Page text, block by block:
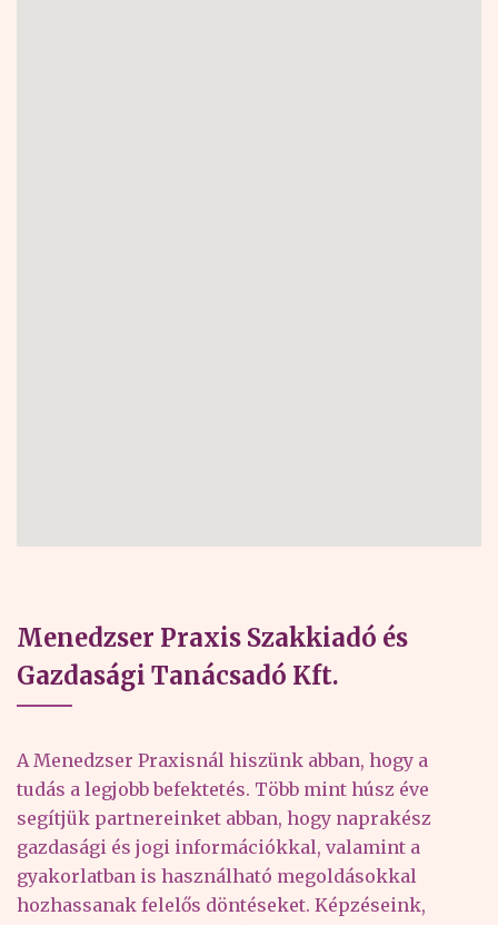
Menedzser Praxis Szakkiadó és
Gazdasági Tanácsadó Kft.
A Menedzser Praxisnál hiszünk abban, hogy a
tudás a legjobb befektetés. Több mint húsz éve
segítjük partnereinket abban, hogy naprakész
gazdasági és jogi információkkal, valamint a
gyakorlatban is használható megoldásokkal
hozhassanak felelős döntéseket. Képzéseink,